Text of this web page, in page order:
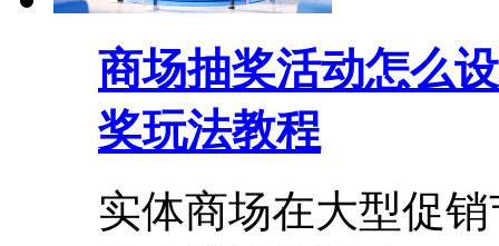
商场抽奖活动怎么
奖玩法教程
实体商场在大型促